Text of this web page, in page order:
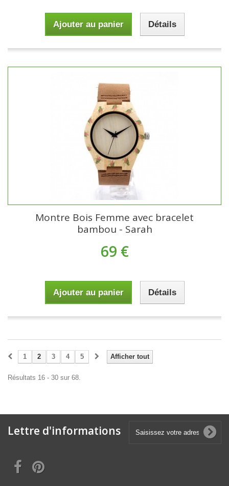
Ajouter au panier Détails
Montre Bois Femme avec bracelet
bambou - Sarah
69 €
Ajouter au panier Détails
Afficher tout
1 2 3 4 5
Résultats 16 - 30 sur 68.
Lettre d'informations